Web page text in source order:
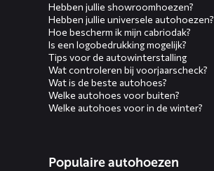
Hebben jullie showroomhoezen?
Hebben jullie universele autohoezen?
Hoe bescherm ik mijn cabriodak?
Is een logobedrukking mogelijk?
Tips voor de autowinterstalling
Wat controleren bij voorjaarscheck?
Wat is de beste autohoes?
Welke autohoes voor buiten?
Welke autohoes voor in de winter?
Populaire autohoezen